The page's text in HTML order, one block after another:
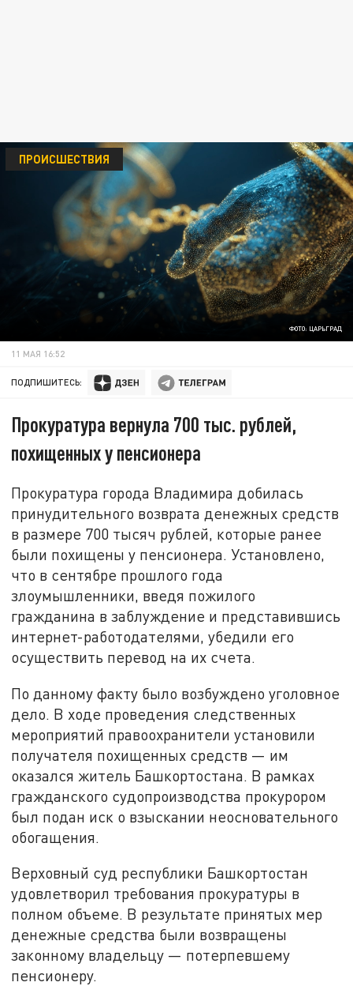
ФОТО: ЦАРЬГРАД
ПРОИСШЕСТВИЯ
11 МАЯ 16:52
ПОДПИШИТЕСЬ:
Прокуратура вернула 700 тыс. рублей,
похищенных у пенсионера
Прокуратура города Владимира добилась
принудительного возврата денежных средств
в размере 700 тысяч рублей, которые ранее
были похищены у пенсионера. Установлено,
что в сентябре прошлого года
злоумышленники, введя пожилого
гражданина в заблуждение и представившись
интернет-работодателями, убедили его
осуществить перевод на их счета.
По данному факту было возбуждено уголовное
дело. В ходе проведения следственных
мероприятий правоохранители установили
получателя похищенных средств — им
оказался житель Башкортостана. В рамках
гражданского судопроизводства прокурором
был подан иск о взыскании неосновательного
обогащения.
Верховный суд республики Башкортостан
удовлетворил требования прокуратуры в
полном объеме. В результате принятых мер
денежные средства были возвращены
законному владельцу — потерпевшему
пенсионеру.